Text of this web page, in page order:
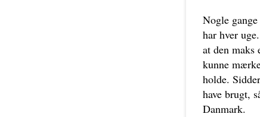
Nogle
har hver
at den maks
kunne
holde.
have brugt,
Danmark.